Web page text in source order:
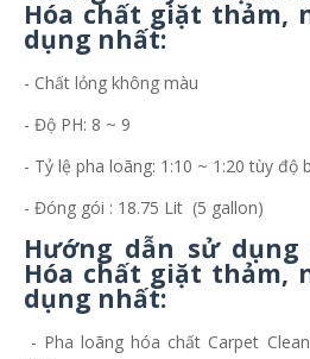
Hóa chất giặt thảm,
dụng nhất:
- Chất lỏng không màu
- Độ PH: 8 ~ 9
- Tỷ lệ pha loãng: 1:10 ~ 1:20 tùy độ
- Đóng gói : 18.75 Lit (5 gallon)
Hướng dẫn sử dụng
Hóa chất giặt thảm,
dụng nhất:
- Pha loãng hóa chất Carpet